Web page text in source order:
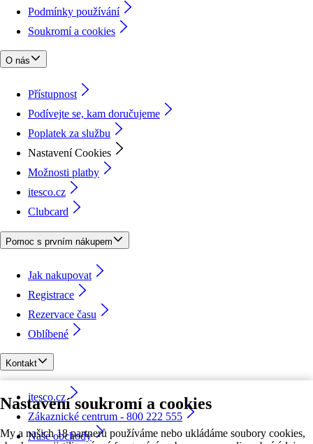
Nastavení soukromí a cookies
My a našich 18 partnerů používáme nebo ukládáme soubory cookies,
Podmínky používání
Soukromí a cookies
O nás
Přístupnost
Podívejte se, kam doručujeme
Poplatek za službu
Nastavení Cookies
Možnosti platby
itesco.cz
Clubcard
Pomoc s prvním nákupem
Jak nakupovat
Registrace
Rezervace času
Oblíbené
Kontakt
itesco.cz
Zákaznické centrum - 800 222 555
Naše obchody